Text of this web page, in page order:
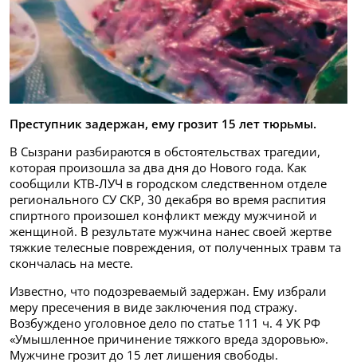
Преступник задержан, ему грозит 15 лет тюрьмы.
В Сызрани разбираются в обстоятельствах трагедии,
которая произошла за два дня до Нового года. Как
сообщили КТВ-ЛУЧ в городском следственном отделе
регионального СУ СКР, 30 декабря во время распития
спиртного произошел конфликт между мужчиной и
женщиной. В результате мужчина нанес своей жертве
тяжкие телесные повреждения, от полученных травм та
скончалась на месте.
Известно, что подозреваемый задержан. Ему избрали
меру пресечения в виде заключения под стражу.
Возбуждено уголовное дело по статье 111 ч. 4 УК РФ
«Умышленное причинение тяжкого вреда здоровью».
Мужчине грозит до 15 лет лишения свободы.